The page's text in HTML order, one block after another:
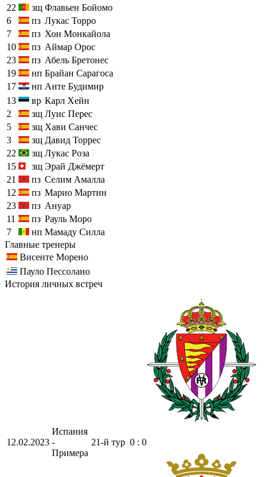
22
зщ Флавьен Бойомо
6
пз Лукас Торро
7
пз Хон Монкайола
10
пз Аймар Орос
23
пз Абель Бретонес
19
нп Брайан Сарагоса
17
нп Анте Будимир
13
вр Карл Хейн
2
зщ Луис Перес
5
зщ Хави Санчес
3
зщ Давид Торрес
22
зщ Лукас Роза
15
зщ Эрай Джёмерт
21
пз Селим Амалла
12
пз Марио Мартин
23
пз Ануар
11
пз Рауль Моро
7
нп Мамаду Силла
Главные тренеры
Висенте Морено
Пауло Пессолано
История личных встреч
12.02.2023
Испания
-
Примера
21-й тур 0 : 0